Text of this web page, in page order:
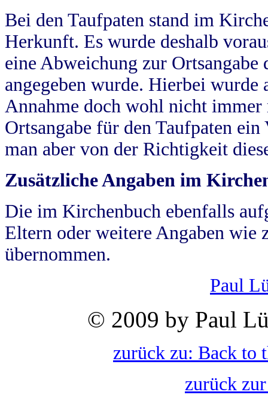
Bei den Taufpaten stand im
Herkunft. Es wurde deshalb
eine Abweichung zur
angegeben wurde. Hierbei wurde
Annahme doch wohl nicht
Ortsangabe für den Taufpaten
man aber von der Richtigkeit
Zusätzliche Angaben im
Die im Kirchenbuch ebenfalls
Eltern oder weitere Angaben wie
übernommen.
Paul
© 2009 by Paul
zurück zu: Back to
zurück